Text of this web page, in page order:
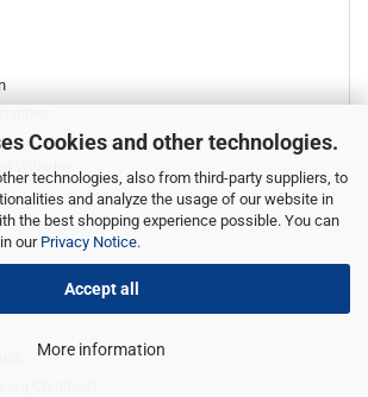
Cookies and other technologies.
technologies, also from third-party suppliers, to
and analyze the usage of our website in
the best shopping experience possible. You can
our Privacy Notice.
Accept all
More information
Wilhelm